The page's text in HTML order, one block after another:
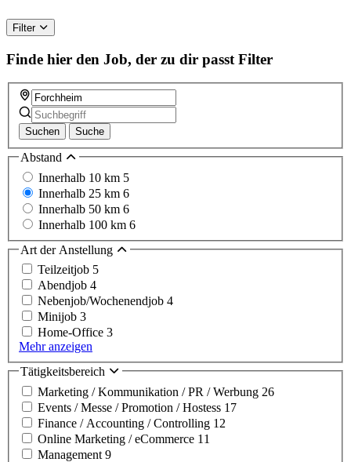
Filter
Finde hier den Job, der zu dir passt Filter
Suchen Suche
Abstand
Innerhalb 10 km 5
Innerhalb 25 km 6
Innerhalb 50 km 6
Innerhalb 100 km 6
Art der Anstellung
Teilzeitjob 5
Abendjob 4
Nebenjob/Wochenendjob 4
Minijob 3
Home-Office 3
Mehr anzeigen
Tätigkeitsbereich
Marketing / Kommunikation / PR / Werbung 26
Events / Messe / Promotion / Hostess 17
Finance / Accounting / Controlling 12
Online Marketing / eCommerce 11
Management 9